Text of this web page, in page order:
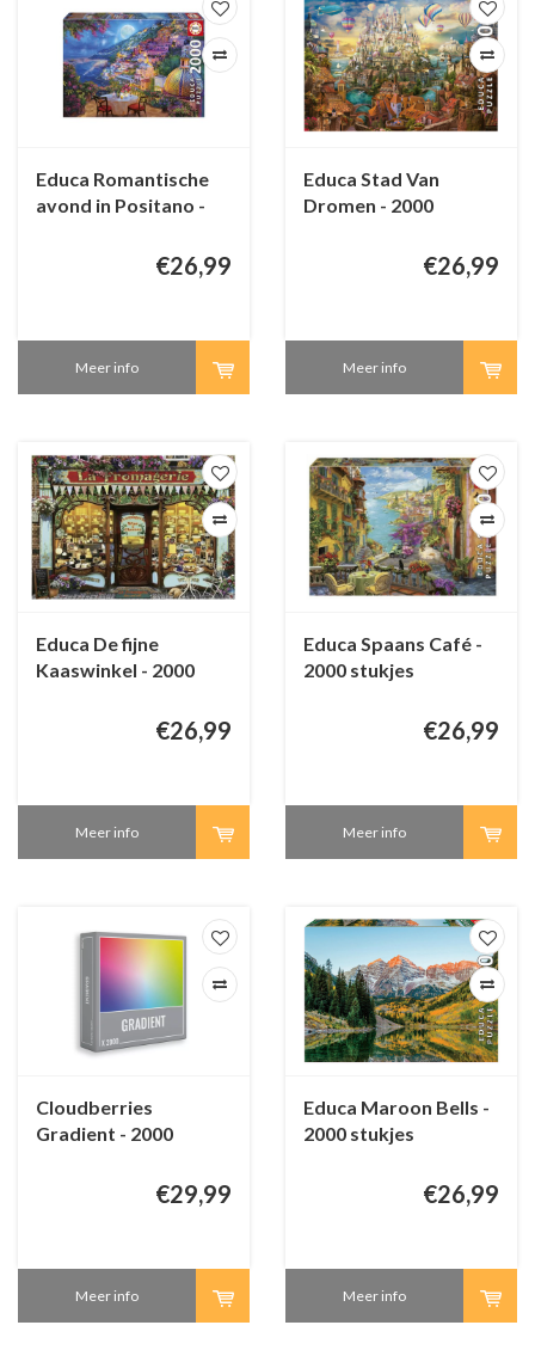
Educa Romantische
avond in Positano -
€26,99
Meer info
Educa Stad Van
Dromen - 2000
€26,99
Meer info
Educa De fijne
Kaaswinkel - 2000
€26,99
Meer info
Educa Spaans Café -
2000 stukjes
€26,99
Meer info
Cloudberries
Gradient - 2000
€29,99
Meer info
Educa Maroon Bells -
2000 stukjes
€26,99
Meer info